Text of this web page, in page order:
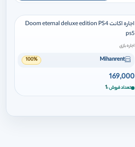
اجاره اکانت Doom eternal deluxe edition PS4
ps5
اجاره بازی
Mihanrent
100%
169,000
تعداد فروش 1